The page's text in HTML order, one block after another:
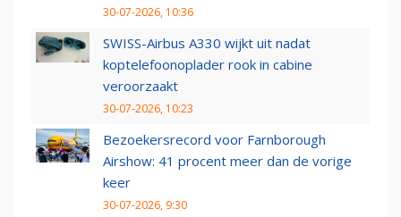
30-07-2026, 10:36
SWISS-Airbus A330 wijkt uit nadat
koptelefoonoplader rook in cabine
veroorzaakt
30-07-2026, 10:23
Bezoekersrecord voor Farnborough
Airshow: 41 procent meer dan de vorige
keer
30-07-2026, 9:30